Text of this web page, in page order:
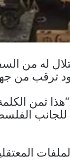
له من
ترقب من
ثمن
للجانب